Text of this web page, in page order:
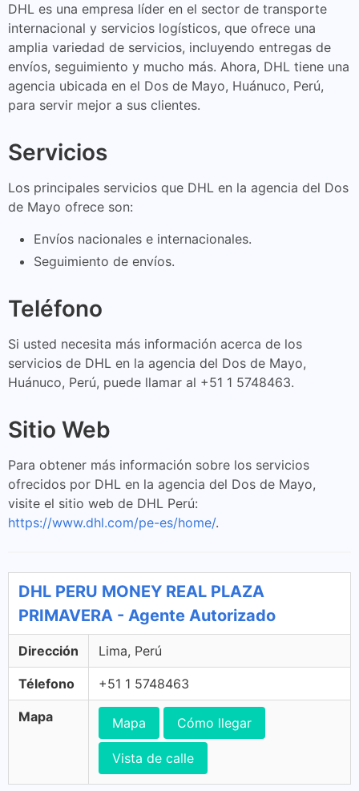
DHL es una empresa líder en el sector de transporte
internacional y servicios logísticos, que ofrece una
amplia variedad de servicios, incluyendo entregas de
envíos, seguimiento y mucho más. Ahora, DHL tiene una
agencia ubicada en el Dos de Mayo, Huánuco, Perú,
para servir mejor a sus clientes.
Servicios
Los principales servicios que DHL en la agencia del Dos
de Mayo ofrece son:
Envíos nacionales e internacionales.
Seguimiento de envíos.
Teléfono
Si usted necesita más información acerca de los
servicios de DHL en la agencia del Dos de Mayo,
Huánuco, Perú, puede llamar al +51 1 5748463.
Sitio Web
Para obtener más información sobre los servicios
ofrecidos por DHL en la agencia del Dos de Mayo,
visite el sitio web de DHL Perú:
https://www.dhl.com/pe-es/home/.
DHL PERU MONEY REAL PLAZA
PRIMAVERA - Agente Autorizado
Dirección Lima, Perú
Télefono +51 1 5748463
Mapa Mapa Cómo llegar
Vista de calle